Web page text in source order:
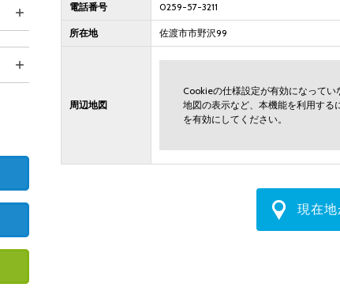
電話番号 0259-57-3211
所在地 佐渡市市野沢99
周辺地図
Cookieの仕様設定が有効になってい
地図の表示など、本機能を利用する
を有効にしてください。
現在地